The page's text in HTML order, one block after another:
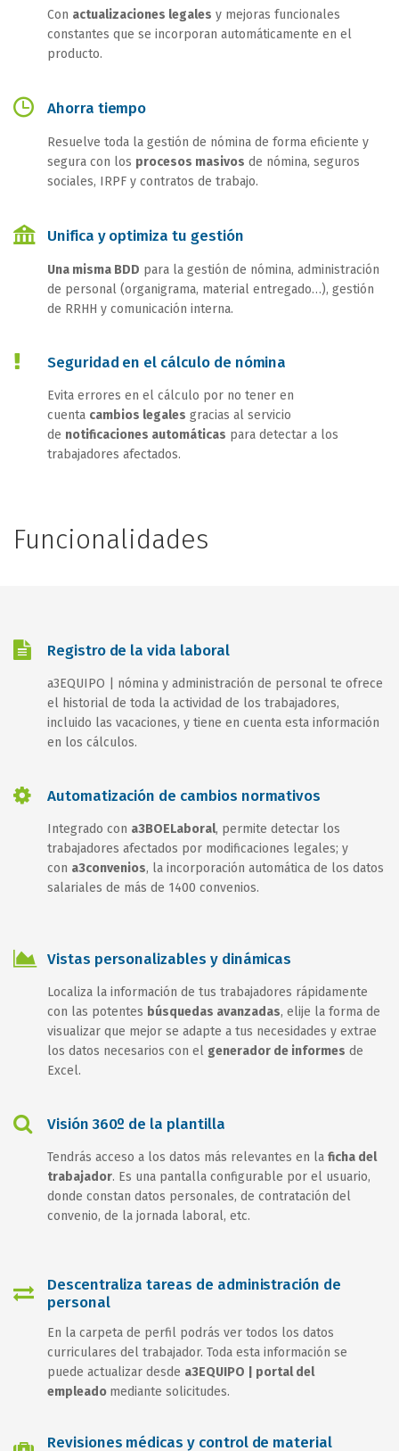
Con actualizaciones legales y mejoras funcionales
constantes que se incorporan automáticamente en el
producto.
Ahorra tiempo
Resuelve toda la gestión de nómina de forma eficiente y
segura con los procesos masivos de nómina, seguros
sociales, IRPF y contratos de trabajo.
Unifica y optimiza tu gestión
Una misma BDD para la gestión de nómina, administración
de personal (organigrama, material entregado…), gestión
de RRHH y comunicación interna.
Seguridad en el cálculo de nómina
Evita errores en el cálculo por no tener en
cuenta cambios legales gracias al servicio
de notificaciones automáticas para detectar a los
trabajadores afectados.
Funcionalidades
Registro de la vida laboral
a3EQUIPO | nómina y administración de personal te ofrece
el historial de toda la actividad de los trabajadores,
incluido las vacaciones, y tiene en cuenta esta información
en los cálculos.
Automatización de cambios normativos
Integrado con a3BOELaboral, permite detectar los
trabajadores afectados por modificaciones legales; y
con a3convenios, la incorporación automática de los datos
salariales de más de 1400 convenios.
Vistas personalizables y dinámicas
Localiza la información de tus trabajadores rápidamente
con las potentes búsquedas avanzadas, elije la forma de
visualizar que mejor se adapte a tus necesidades y extrae
los datos necesarios con el generador de informes de
Excel.
Visión 360º de la plantilla
Tendrás acceso a los datos más relevantes en la ficha del
trabajador. Es una pantalla configurable por el usuario,
donde constan datos personales, de contratación del
convenio, de la jornada laboral, etc.
Descentraliza tareas de administración de
personal
En la carpeta de perfil podrás ver todos los datos
curriculares del trabajador. Toda esta información se
puede actualizar desde a3EQUIPO | portal del
empleado mediante solicitudes.
Revisiones médicas y control de material